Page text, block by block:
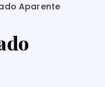
Aparente